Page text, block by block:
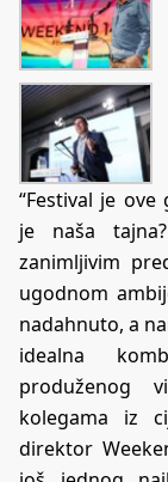
“Festival je
je naša
zanimljivim
ugodnom
nadahnuto, a
idealna
produženog
kolegama iz
direktor